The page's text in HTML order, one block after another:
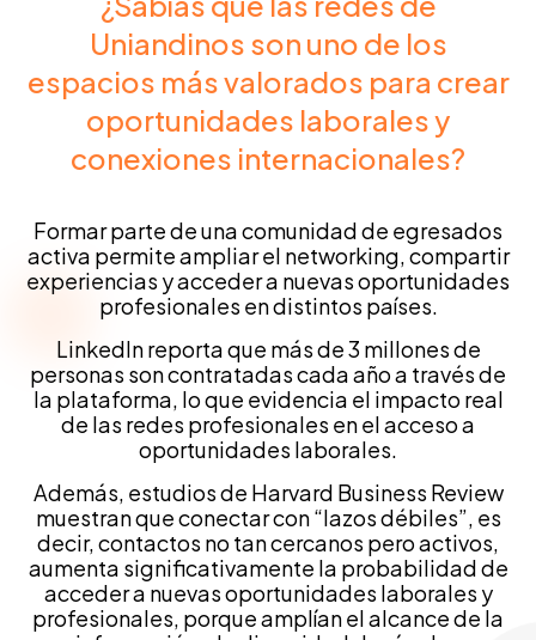
Uniandinos son uno de los
espacios más valorados para crear
oportunidades laborales y
conexiones internacionales?
Formar parte de una comunidad de egresados
activa permite ampliar el networking, compartir
experiencias y acceder a nuevas oportunidades
profesionales en distintos países.
LinkedIn reporta que más de 3 millones de
personas son contratadas cada año a través de
la plataforma, lo que evidencia el impacto real
de las redes profesionales en el acceso a
oportunidades laborales.
Además, estudios de Harvard Business Review
muestran que conectar con “lazos débiles”, es
decir, contactos no tan cercanos pero activos,
aumenta significativamente la probabilidad de
acceder a nuevas oportunidades laborales y
profesionales, porque amplían el alcance de la